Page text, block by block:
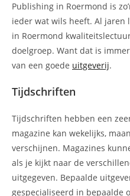
Publishing in Roermond is
ieder wat wils heeft. Al jaren
in Roermond
doelgroep. Want dat is
van een goede uitgeverij.
Tijdschriften
Tijdschriften hebben een
magazine kan wekelijks,
verschijnen. Magazines
als je kijkt naar de
uitgegeven. Bepaalde
gespecialiseerd in bepaalde